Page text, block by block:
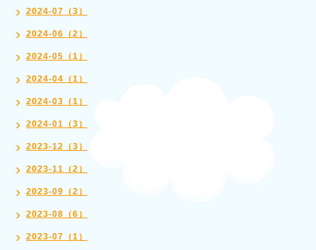
2024-07（3）
2024-06（2）
2024-05（1）
2024-04（1）
2024-03（1）
2024-01（3）
2023-12（3）
2023-11（2）
2023-09（2）
2023-08（6）
2023-07（1）